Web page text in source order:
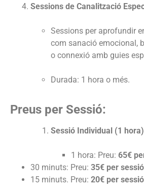
Sessions de Canalització
Sessions per aprofundir
com sanació emocional,
o connexió amb guies
Durada: 1 hora o més.
Preus per Sessió:
Sessió Individual (1
1 hora: Preu: 65€
30 minuts: Preu: 35€ per sessió
15 minuts. Preu: 20€ per sessió